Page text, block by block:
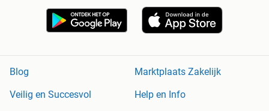
Blog
Marktplaats Zakelijk
Veilig en Succesvol
Help en Info